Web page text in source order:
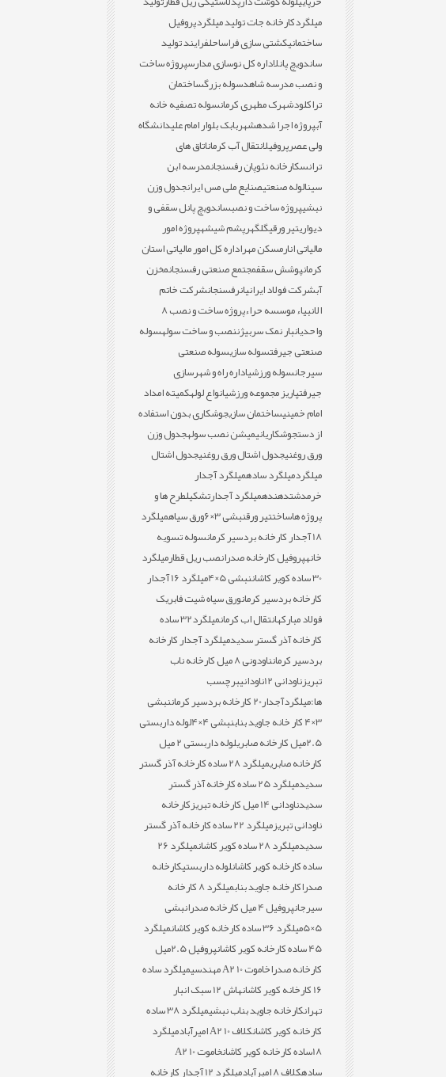
میلگردکارخانه جات تولید میلگردپروفیل
ساختمانیکشتی سازی فراساحلفرایند تولید
ساندویچ پانلاداره کل نوسازی مدارسپروژه ساخت
و نصب مدرسه شاهدسوله بزرگساختمان
تراکلودشهرک مطهری کرمانسوله تصفیه خانه
آبپروژه اجرا شدهشهربابک بلوار امام علیدانشگاه
ولی عصرپروفیلانتقال آب کرماناتاق های
ترانسکارخانه نئوپان رفسنجانمدرسه ابن
سینالوله صنعتیصنایع ملی مس ایرانجدول وزن
نبشیپروژه ساخت و نصبساندویچ پانل سقفی و
دیواریتیر ورقیگلگهرپشم شیشهپروژه امور
مالیاتی انارمسکن مهراداره کل امور مالیاتی استان
کرمانپوشش سقفمجتمع صنعتی رفسنجانمخزن
آبشرکت فولاد ایرانیانرفسنجانشرکت خاتم
الانبیاء موسسه حراء
پروژه ساخت و نصب 8
واحدیانبار نمک سربیژننصب و ساخت سولهسوله
صنعتی جیرفتسوله سازیسوله صنعتی
سیرجانسوله ورزشیاداره راه و شهرسازی
جیرفتپاریز مجموعه ورزشیانواع لولهکمیته امداد
امام خمینیساختمان سازیجوشکاری بدون استفاده
از دستجوشکاریانیمیشن نصب سولهجدول وزن
ورق روغنیجدول اشتال ورق روغنیجدول اشتال
میلگردمیلگرد سادهمیلگرد آجدار
خرمدشتدهندهمیلگرد آجدارتشکیلطرح ها و
پروژه هاساختتیر ورقنبشی 3×6 ورق سیاهمیلگرد
18 آجدار کارخانه بردسیر کرمان
سوله تسویه
خانهپروفیل کارخانه صدرانصب ریل قطارمیلگرد
30 ساده کویر کاشان
نبشی 5×4
میلگرد 16 آجدار
کارخانه بردسیر کرمانورق سیاه شیت فابریک
فولاد مبارکهانتقال اب کرمان
میلگرد32 ساده
کارخانه آذر گستر سدیدمیلگرد آجدار کارخانه
بردسیر کرمان
ناودونی 8 میل کارخانه ناب
تبریزناودانی 12 ناودانیبرچسب
ها:میلگردآجدار20 کارخانه بردسیر کرمان
نبشی
3×4 کار خانه جاوید بناب
نبشی 4×4
لوله داربستی
2.5میل کارخانه صابری
لوله داربستی 2 میل
کارخانه صابری
میلگرد 28 ساده کارخانه آذر گستر
سدید
میلگرد 25 ساده کارخانه آذر گستر
سدیدناودانی 14 میل کارخانه تبریز
کارخانه
ناودانی تبریز
میلگرد 22 ساده کارخانه آذر گستر
سدیدمیلگرد 28 ساده کویر کاشان
میلگرد 26
ساده کارخانه کویر کاشانلوله داربستیکارخانه
صدراکارخانه جاوید بناب
میلگرد 8 کارخانه
سیرجانپروفیل 4 میل کارخانه صدرا
نبشی
5×5
میلگرد 36 ساده کارخانه کویر کاشان
میلگرد
45 ساده کارخانه کویر کاشان
پروفیل 2.5میل
کارخانه صدراخاموت 10 A2 مهندسی
میلگرد ساده
16 کارخانه کویر کاشان
هاش 12 سبک انبار
تهرانکارخانه جاوید بناب نبشی
میلگرد 38 ساده
کارخانه کویر کاشانکلاف 10 A2 امیرآباد
میلگرد
18ساده کارخانه کویر کاشان
خاموت 10 A2
سادهکلاف 8 امیرآباد میلگرد 12 آجدار کارخانه